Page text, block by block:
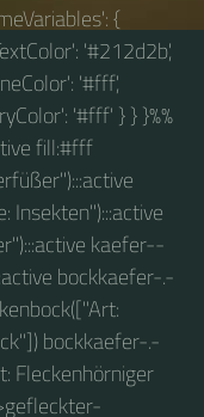
{
'#212d2b',
'#fff',
'#fff' } } }%%
fill:#fff
Insekten"):::active
kaefer--
bockkaefer-.-
bockkaefer-.-
Fleckenhörniger